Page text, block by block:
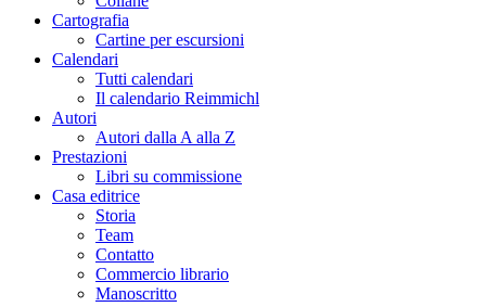
Cartografia
Cartine per escursioni
Calendari
Tutti calendari
Il calendario Reimmichl
Autori
Autori dalla A alla Z
Prestazioni
Libri su commissione
Casa editrice
Storia
Team
Contatto
Commercio librario
Manoscritto